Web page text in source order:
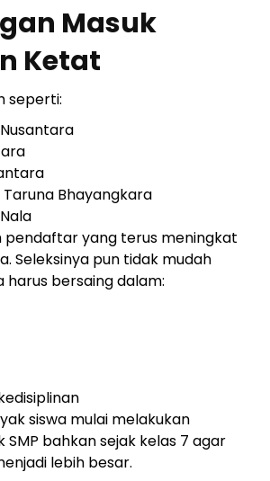
Masuk
Ketat
seperti:
Taruna Bhayangkara
pendaftar yang terus meningkat
Seleksinya pun tidak mudah
bersaing dalam:
siswa mulai melakukan
SMP bahkan sejak kelas 7 agar
lebih besar.